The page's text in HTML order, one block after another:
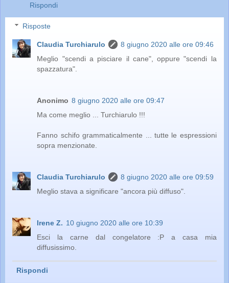
Rispondi
Risposte
Claudia Turchiarulo
8 giugno 2020 alle ore 09:46
Meglio "scendi a pisciare il cane", oppure "scendi la
spazzatura".
Anonimo 8 giugno 2020 alle ore 09:47
Ma come meglio ... Turchiarulo !!!
Fanno schifo grammaticalmente ... tutte le espressioni
sopra menzionate.
Claudia Turchiarulo
8 giugno 2020 alle ore 09:59
Meglio stava a significare "ancora più diffuso".
Irene Z. 10 giugno 2020 alle ore 10:39
Esci la carne dal congelatore :P a casa mia
diffusissimo.
Rispondi